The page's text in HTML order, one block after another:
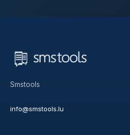
Smstools
info@smstools.lu